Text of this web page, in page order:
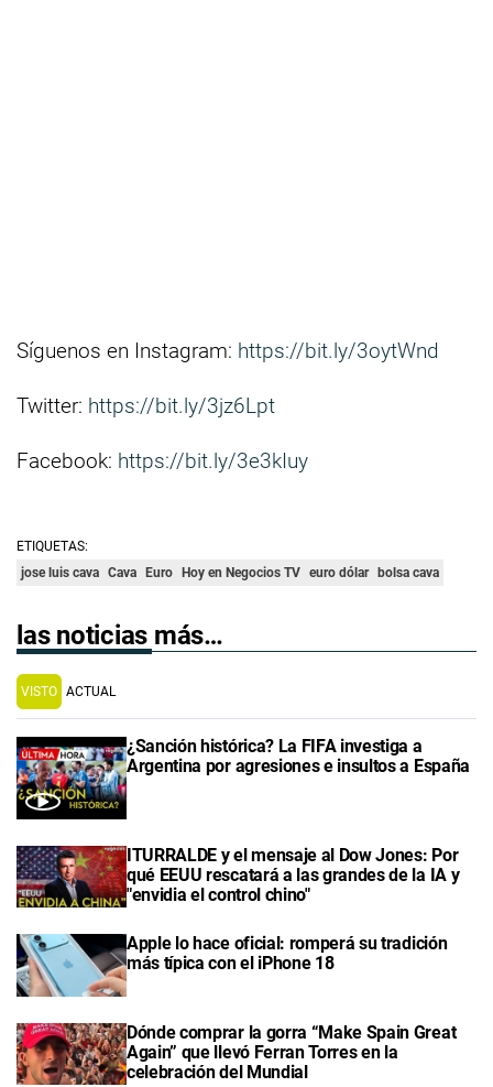
Síguenos en Instagram: https://bit.ly/3oytWnd
Twitter: https://bit.ly/3jz6Lpt
Facebook: https://bit.ly/3e3kIuy
ETIQUETAS:
jose luis cava Cava Euro Hoy en Negocios TV euro dólar bolsa cava
las noticias más…
VISTO ACTUAL
¿Sanción histórica? La FIFA investiga a
Argentina por agresiones e insultos a España
ITURRALDE y el mensaje al Dow Jones: Por
qué EEUU rescatará a las grandes de la IA y
"envidia el control chino"
Apple lo hace oficial: romperá su tradición
más típica con el iPhone 18
Dónde comprar la gorra “Make Spain Great
Again” que llevó Ferran Torres en la
celebración del Mundial